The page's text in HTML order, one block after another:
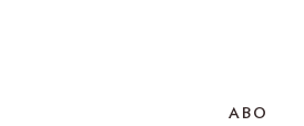
ABO